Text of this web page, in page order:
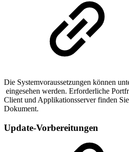
Die Systemvoraussetzungen können
eingesehen werden. Erforderliche
Client und Applikationsserver finden
Dokument.
Update-Vorbereitungen